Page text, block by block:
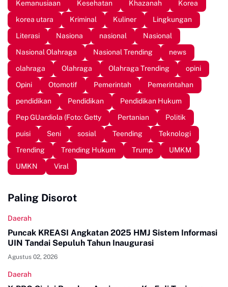
Kemanusiaan
Kesehatan Khazanah
Korea
korea utara
Kriminal Kuliner
Lingkungan
Literasi
Nasiona nasional
Nasional
Nasional Olahraga
Nasional Trending
news
olahraga
Olahraga Olahraga Trending
opini
Opini
Otomotif Pemerintah
Pemerintahan
pendidikan
Pendidikan
Pendidikan Hukum
Pep GUardiola (Foto: Getty
Pertanian
Politik
puisi
Seni sosial Teending
Teknologi
Trending
Trending Hukum Trump
UMKM
UMKN
Viral
Paling Disorot
Daerah
Puncak KREASI Angkatan 2025 HMJ Sistem Informasi
UIN Tandai Sepuluh Tahun Inaugurasi
Agustus 02, 2026
Daerah